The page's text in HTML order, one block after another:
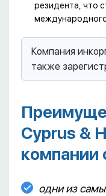
резидента, что
Компания
также
Cyprus &
компании
одни из